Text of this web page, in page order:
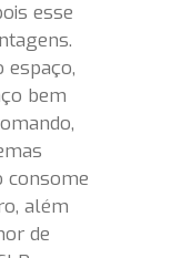
esse
espaço,
bem
consome
além
de